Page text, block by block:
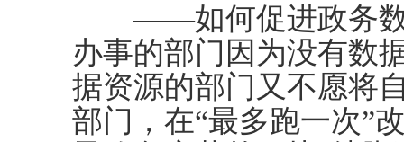
——如何促进政务数
办事的部门因为没有数
据资源的部门又不愿将
部门，在“最多跑一次”